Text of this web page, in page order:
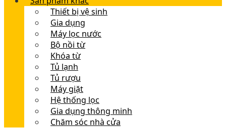
Thiết bị vệ sinh
Gia dụng
Máy lọc nước
Bộ nồi từ
Khóa từ
Tủ lạnh
Tủ rượu
Máy giặt
Hệ thống lọc
Gia dụng thông minh
Chăm sóc nhà cửa